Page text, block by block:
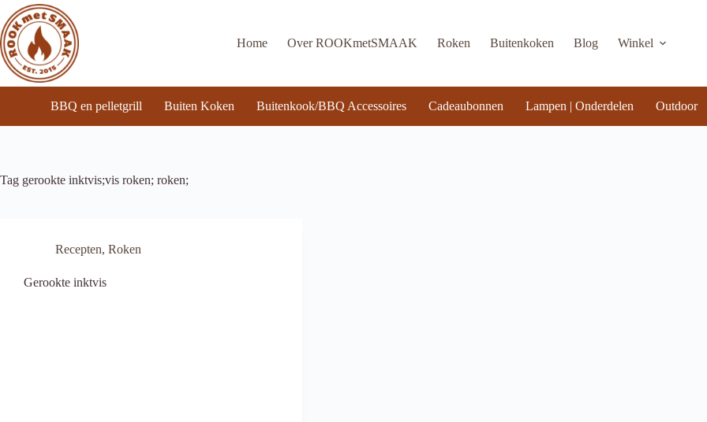
naar
de
inhoud
Home Over ROOKmetSMAAK Roken Buitenkoken Blog Winkel
BBQ en pelletgrill Buiten Koken Buitenkook/BBQ Accessoires Cadeaubonnen Lampen | Onderdelen Outdoor
Tag gerookte inktvis;vis roken; roken;
Recepten, Roken
Gerookte inktvis